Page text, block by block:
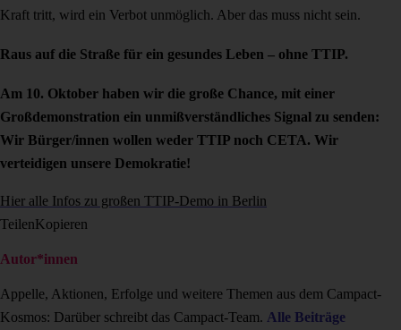
Kraft tritt, wird ein Verbot unmöglich. Aber das muss nicht sein.
Raus auf die Straße für ein gesundes Leben – ohne TTIP.
Am 10. Oktober haben wir die große Chance, mit einer
Großdemonstration ein unmißverständliches Signal zu senden:
Wir Bürger/innen wollen weder TTIP noch CETA. Wir
verteidigen unsere Demokratie!
Hier alle Infos zu großen TTIP-Demo in Berlin
TeilenKopieren
Autor*innen
Appelle, Aktionen, Erfolge und weitere Themen aus dem Campact-
Kosmos: Darüber schreibt das Campact-Team. Alle Beiträge